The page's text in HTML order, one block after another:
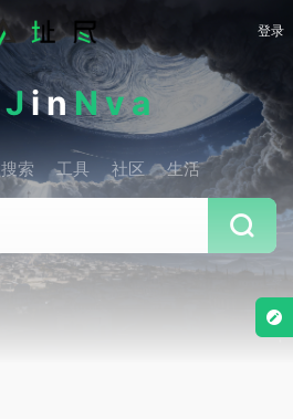
登录
JinNva
搜索 工具 社区 生活